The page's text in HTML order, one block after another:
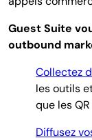
Guest Suite
outbound
Collectez
les outils
que les
Diffusez